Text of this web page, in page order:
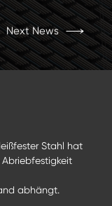
Next News
Stahl hat
abhängt.